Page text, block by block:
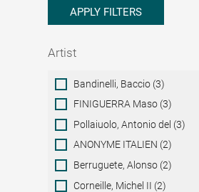
APPLY FILTERS
Artist
ArtistBandinelli, Baccio (3)
FINIGUERRA Maso (3)
Pollaiuolo, Antonio del (3)
ANONYME ITALIEN (2)
Berruguete, Alonso (2)
Corneille, Michel II (2)